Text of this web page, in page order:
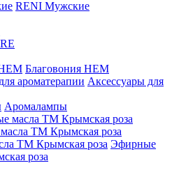
RENI Мужские
Благовония HEM
Аксессуары для
Аромалампы
ТМ Крымская роза
Эфирные
роза